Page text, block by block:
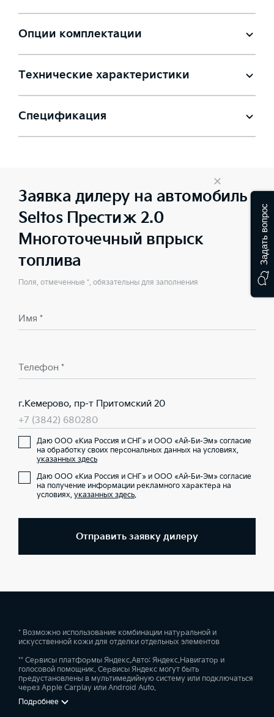
Опции комплектации
Технические характеристики
Спецификация
Заявка дилеру на автомобиль
Seltos Престиж 2.0
Многоточечный впрыск
топлива
Поля, отмеченные *, обязательны для заполнения
Имя *
Телефон *
г.Кемерово, пр-т Притомский 20
+7 (3842) 680280
Даю ООО «Киа Россия и СНГ» и ООО «Ай-Би-Эм» согласие
на обработку своих персональных данных на условиях,
указанных здесь
Даю ООО «Киа Россия и СНГ» и ООО «Ай-Би-Эм» согласие
на получение информации рекламного характера на
условиях, указанных здесь.
Отправить заявку дилеру
* Возможно использование комбинации натуральной и
искусственной кожи для отделки отдельных элементов
** Сервисы платформы Яндекс.Авто: Яндекс.Навигатор и
голосовой помощник. Сервисы Яндекс могут быть
предустановлены в мультимедийную систему или подключаться
через Apple Carplay или Android Auto.
Подробнее
Задать вопрос
×